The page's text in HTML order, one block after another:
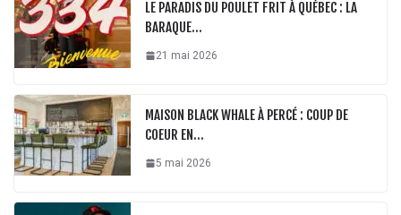
LE PARADIS DU POULET FRIT À QUÉBEC : LA
BARAQUE…
21 mai 2026
MAISON BLACK WHALE À PERCÉ : COUP DE
COEUR EN…
5 mai 2026